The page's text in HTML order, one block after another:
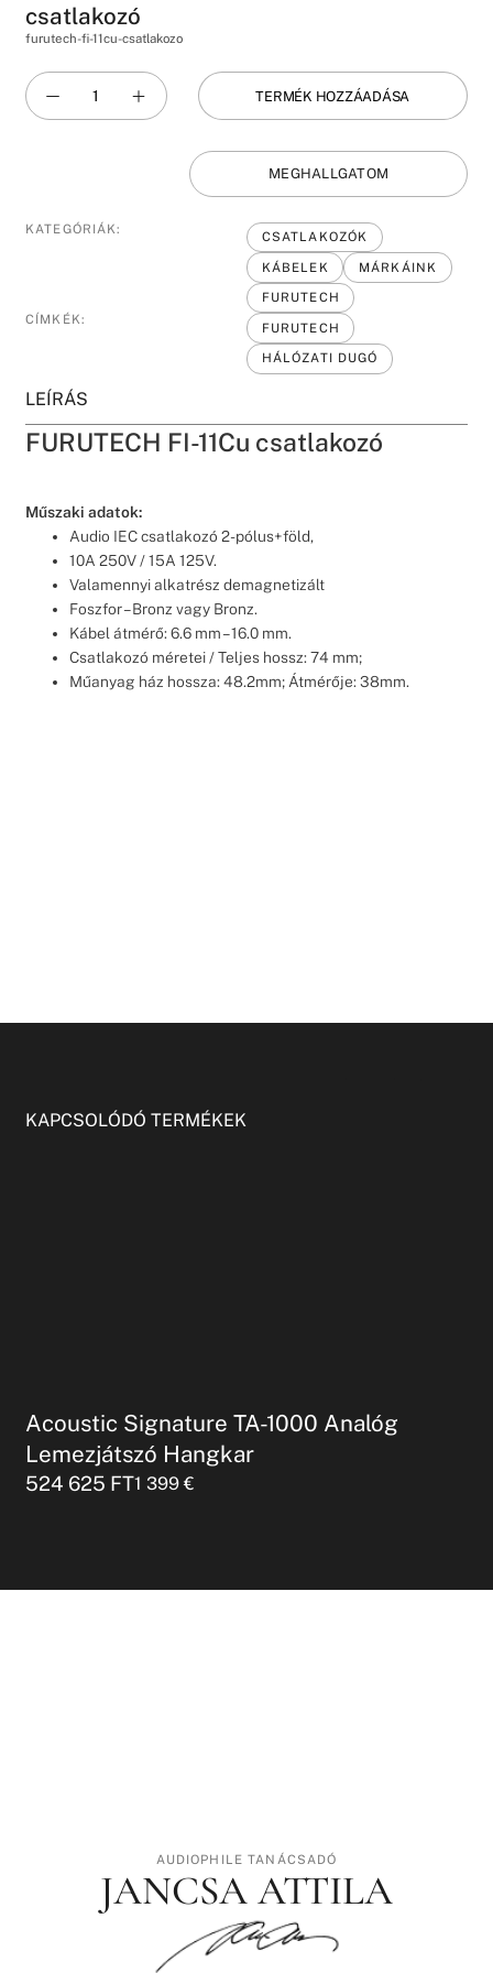
csatlakozó
furutech-fi-11cu-csatlakozo
TERMÉK HOZZÁADÁSA
MEGHALLGATOM
KATEGÓRIÁK:
CSATLAKOZÓK
KÁBELEK
MÁRKÁINK
FURUTECH
CÍMKÉK:
FURUTECH
HÁLÓZATI DUGÓ
LEÍRÁS
FURUTECH FI-11Cu csatlakozó
Műszaki adatok:
Audio IEC csatlakozó 2-pólus+föld,
10A 250V / 15A 125V.
Valamennyi alkatrész demagnetizált
Foszfor – Bronz vagy Bronz.
Kábel átmérő: 6.6 mm – 16.0 mm.
Csatlakozó méretei / Teljes hossz: 74 mm;
Műanyag ház hossza: 48.2mm; Átmérője: 38mm.
KAPCSOLÓDÓ TERMÉKEK
Acoustic Signature TA-1000 Analóg
Lemezjátszó Hangkar
524 625 FT1 399€
AUDIOPHILE TANÁCSADÓ
JANCSA ATTILA